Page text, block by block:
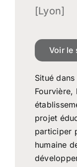
[Lyon]
Voir le
Situé
Fourvière,
projet
participer
humaine